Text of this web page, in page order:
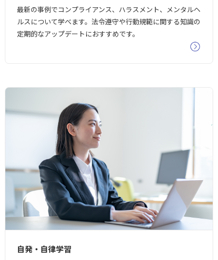
最新の事例でコンプライアンス、ハラスメント、メンタルヘ
ルスについて学べます。法令遵守や行動規範に関する知識の
定期的なアップデートにおすすめです。
自発・自律学習